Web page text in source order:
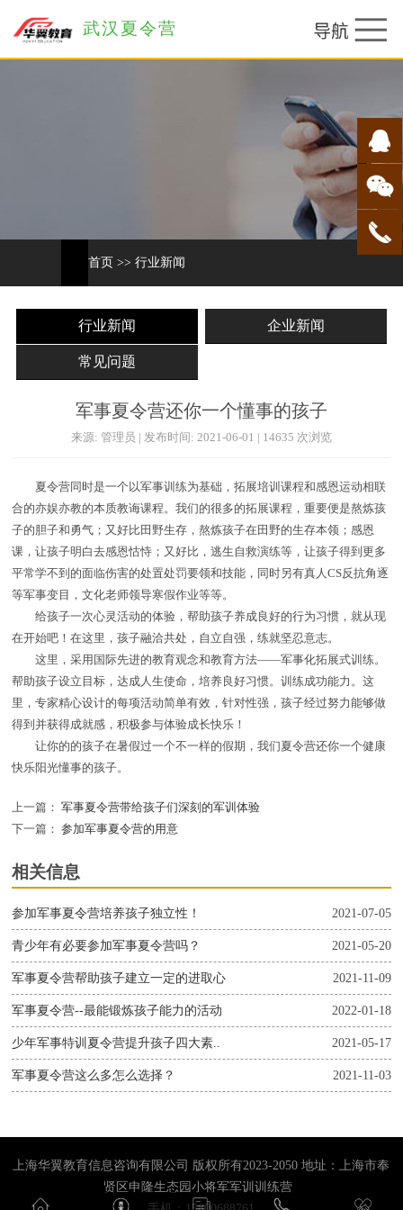
武汉夏令营
首页 >> 行业新闻
行业新闻 企业新闻
常见问题
军事夏令营还你一个懂事的孩子
来源: 管理员 | 发布时间: 2021-06-01 | 14635 次浏览
夏令营同时是一个以军事训练为基础，拓展培训课程和感恩运动相联
合的亦娱亦教的本质教诲课程。我们的很多的拓展课程，重要便是熬炼孩
子的胆子和勇气；又好比田野生存，熬炼孩子在田野的生存本领；感恩
课，让孩子明白去感恩怙恃；又好比，逃生自救演练等，让孩子得到更多
平常学不到的面临伤害的处置处罚要领和技能，同时另有真人CS反抗角逐
等军事变目，文化老师领导寒假作业等等。
给孩子一次心灵活动的体验，帮助孩子养成良好的行为习惯，就从现
在开始吧！在这里，孩子融洽共处，自立自强，练就坚忍意志。
这里，采用国际先进的教育观念和教育方法——军事化拓展式训练。
帮助孩子设立目标，达成人生使命，培养良好习惯。训练成功能力。这
里，专家精心设计的每项活动简单有效，针对性强，孩子经过努力能够做
得到并获得成就感，积极参与体验成长快乐！
让你的的孩子在暑假过一个不一样的假期，我们夏令营还你一个健康
快乐阳光懂事的孩子。
上一篇： 军事夏令营带给孩子们深刻的军训体验
下一篇： 参加军事夏令营的用意
相关信息
2021-07-05
参加军事夏令营培养孩子独立性！
2021-05-20
青少年有必要参加军事夏令营吗？
2021-11-09
军事夏令营帮助孩子建立一定的进取心
2022-01-18
军事夏令营--最能锻炼孩子能力的活动
2021-05-17
少年军事特训夏令营提升孩子四大素..
2021-11-03
军事夏令营这么多怎么选择？
上海华翼教育信息咨询有限公司 版权所有2023-2050 地址：上海市奉
贤区申隆生态园小将军军训训练营